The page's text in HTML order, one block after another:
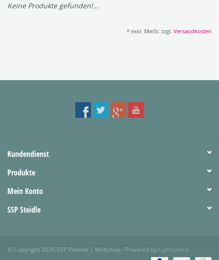
Zubehör
Keine Produkte gefunden!...
* exkl. MwSt. zzgl. Versandkosten
Kundendienst
Produkte
Mein Konto
SSP Steidle
© Copyright 2026 SSP Politool | Webshop - Powered by Lightspeed